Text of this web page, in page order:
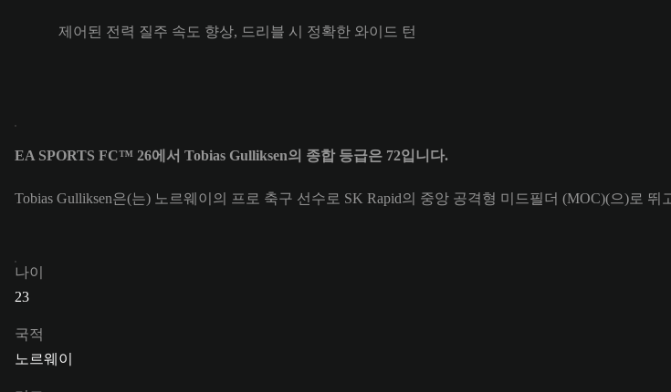
제어된 전력 질주 속도 향상, 드리블 시 정확한 와이드 턴
EA SPORTS FC™ 26에서 Tobias Gulliksen의 종합 등급은 72입니다.
Tobias Gulliksen은(는) 노르웨이의 프로 축구 선수로 SK Rapid의 중앙 공격형 미드필더 (MOC)(으)로 뛰
나이
23
국적
노르웨이